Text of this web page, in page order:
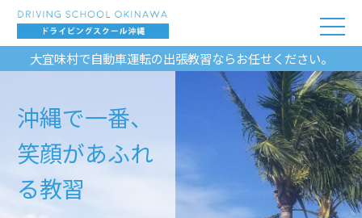
大宜味村で自動車運転の出張教習ならお任せください。
沖縄で一番、
笑顔があふれ
る教習